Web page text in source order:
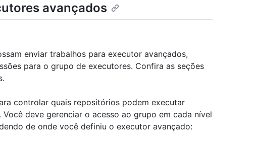
avançados
enviar trabalhos para executor avançados,
para o grupo de executores. Confira as seções
controlar quais repositórios podem executar
deve gerenciar o acesso ao grupo em cada nível
de onde você definiu o executor avançado: